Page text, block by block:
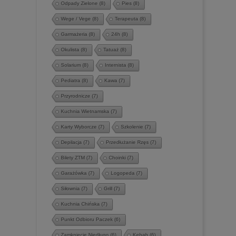
Odpady Zielone (8) Pies (8)
Wege / Vege (8) Terapeuta (8)
Garmażeria (8) 24h (8)
Okulista (8) Tatuaż (8)
Solarium (8) Internista (8)
Pediatra (8) Kawa (7)
Przyrodnicze (7)
Kuchnia Wietnamska (7)
Karty Wyborcze (7) Szkolenie (7)
Depilacja (7) Przedłużanie Rzęs (7)
Bilety ZTM (7) Choinki (7)
Garażówka (7) Logopeda (7)
Siłownia (7) Grill (7)
Kuchnia Chińska (7)
Punkt Odbioru Paczek (6)
Zamknięcie Niedługo (6) Kebab (6)